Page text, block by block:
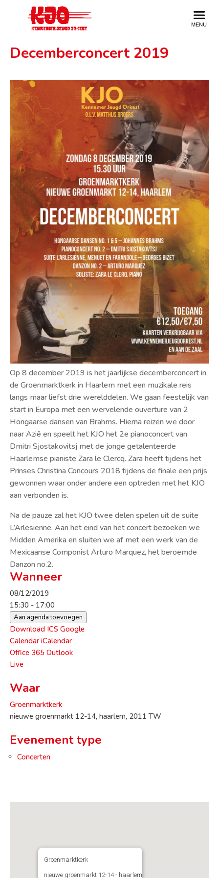
Decemberconcert 2019
Op 8 december 2019 is het jaarlijkse decemberconcert in
de Groenmarktkerk in Haarlem met een muzikale reis
langs maar liefst drie werelddelen. We gaan feestelijk van
start in Europa met een wervelende ouverture van 2
Hongaarse dansen van Brahms. Hierna reizen we door
naar Azië en speelt het KJO het 2e pianoconcert van
Dmitri Sjostakovitsj met de jonge getalenteerde
Haarlemse pianiste Zara le Clercq. Zara heeft tijdens het
Prinses Christina Concours 2018 tijdens de finale een prijs
gewonnen waar onder andere een optreden met het KJO
aan verbonden is.
Na de pauze zal het KJO twee delen spelen uit de suite
L’Arlesienne. Aan het eind van het concert bezoeken we
Midden Amerika en sluiten we af met een werk van de
Mexicaanse Componist Arturo Marquez, het beroemde
Danzon no.2.
Wanneer
08/12/2019
15:30 - 17:00
Aan agenda toevoegen
Download ICS Google
Calendar iCalendar
Office 365 Outlook
Live
Waar
Groenmarktkerk
nieuwe groenmarkt 12-14, haarlem, 2011 TW
Evenement type
Concerten
Groenmarktkerk
nieuwe groenmarkt 12-14 - haarlem